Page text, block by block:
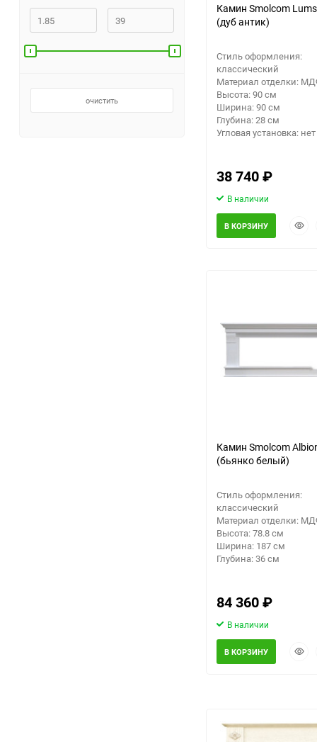
Заточные станки (точила)
Грузоподъемное
оборудование
очистить
Камин Smolcom
(дуб антик)
Стиль оформления:
классический
Материал отделки:
Высота: 90 см
Ширина: 90 см
Глубина: 28 см
Угловая установка: нет
38 740₽
В наличии
В КОРЗИНУ
Камин Smolcom
(бьянко белый)
Стиль оформления:
классический
Материал отделки:
Высота: 78.8 см
Ширина: 187 см
Глубина: 36 см
84 360₽
В наличии
В КОРЗИНУ